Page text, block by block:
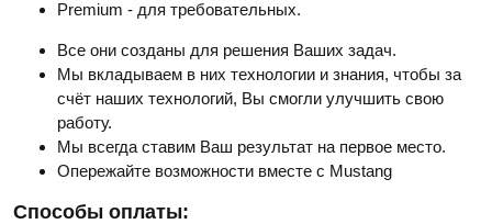
Premium - для требовательных.
Все они созданы для решения Ваших задач.
Мы вкладываем в них технологии и знания, чтобы за
счёт наших технологий, Вы смогли улучшить свою
работу.
Мы всегда ставим Ваш результат на первое место.
Опережайте возможности вместе с Mustang
Способы оплаты: